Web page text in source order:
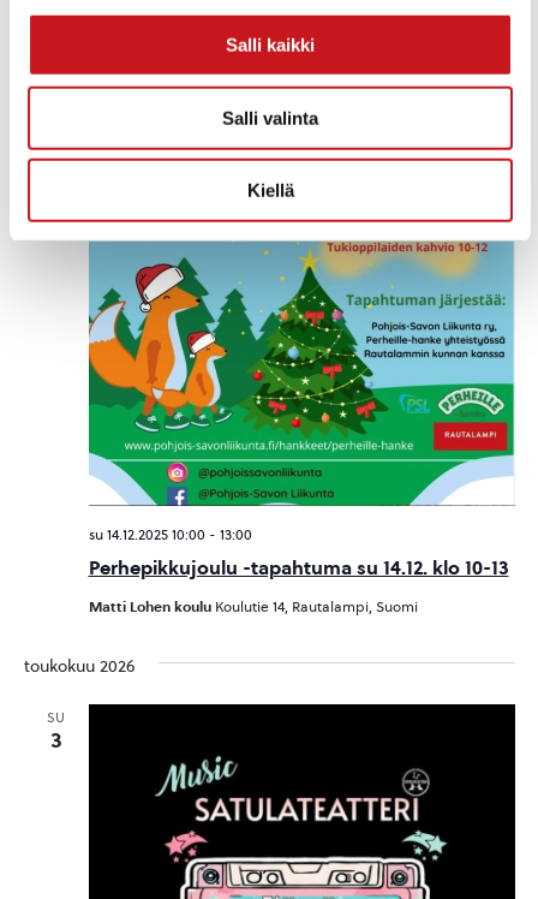
Salli kaikki
Salli valinta
Kiellä
Perhepikkujoulu -tapahtuma su 14.12. klo 10-13
su 14.12.2025 10:00 - 13:00
Matti Lohen koulu Koulutie 14, Rautalampi, Suomi
toukokuu 2026
SU
3